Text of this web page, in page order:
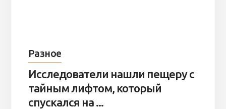
Разное
Исследователи нашли пещеру с
тайным лифтом, который
спускался на ...